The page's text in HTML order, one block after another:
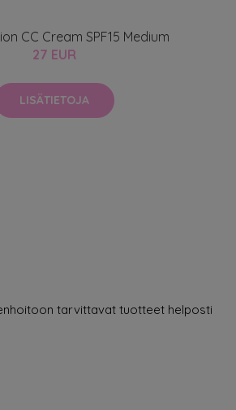
CC Cream SPF15 Medium
27 EUR
LISÄTIETOJA
tarvittavat tuotteet helposti